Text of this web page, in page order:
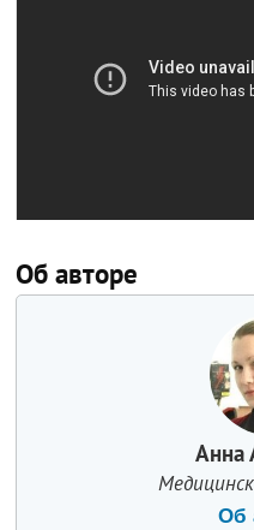
Об авторе
Анна
Об